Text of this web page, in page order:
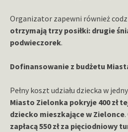
Organizator zapewni również
otrzymają trzy posiłki: drugie
podwieczorek.
Dofinansowanie z budżetu
Pełny koszt udziału dziecka w
Miasto Zielonka pokryje 400 zł
dziecko mieszkające w Zielonce
zapłacą 550 zł za pięciodniowy